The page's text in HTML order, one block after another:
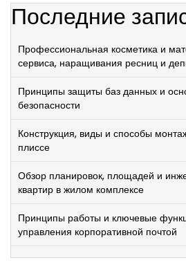
Последние
Профессиональная косметика и
сервиса, наращивания ресниц и
Принципы защиты баз данных и
безопасности
Конструкция, виды и способы
плиссе
Обзор планировок, площадей и
квартир в жилом комплексе
Принципы работы и ключевые
управления корпоративной почтой